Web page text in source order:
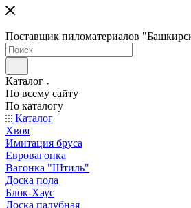
Поставщик пиломатериалов
Каталог
По всему сайту
По каталогу
Каталог
Хвоя
Имитация бруса
Евровагонка
Вагонка "Штиль"
Доска пола
Блок-Хаус
Доска палубная